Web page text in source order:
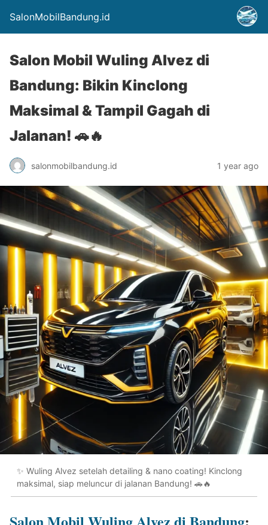
SalonMobilBandung.id
Salon Mobil Wuling Alvez di
Bandung: Bikin Kinclong
Maksimal & Tampil Gagah di
Jalanan! 🚗🔥
salonmobilbandung.id 1 year ago
✨ Wuling Alvez setelah detailing & nano coating! Kinclong
maksimal, siap meluncur di jalanan Bandung! 🚗🔥